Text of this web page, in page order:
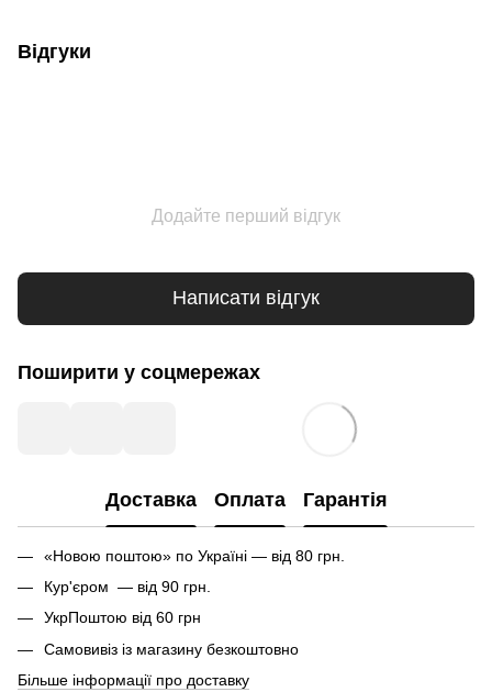
Відгуки
Додайте перший відгук
Написати відгук
Поширити у соцмережах
Доставка Оплата Гарантія
«Новою поштою» по Україні — від 80 грн.
Кур'єром — від 90 грн.
УкрПоштою від 60 грн
Самовивіз із магазину безкоштовно
Більше інформації про доставку